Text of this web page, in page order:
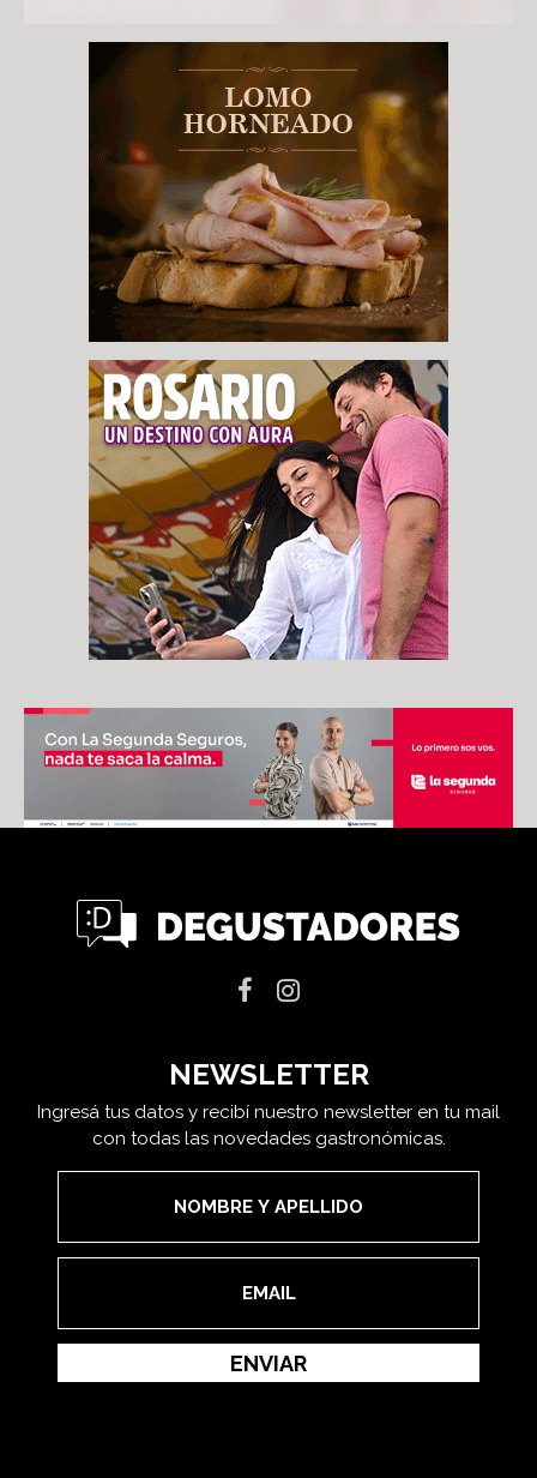
NEWSLETTER
Ingresá tus datos y recibí nuestro newsletter en tu mail
con todas las novedades gastronómicas.
ENVIAR